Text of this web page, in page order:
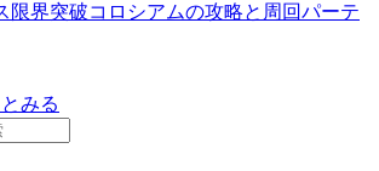
限界突破コロシアムの攻略と周回パーテ
みる